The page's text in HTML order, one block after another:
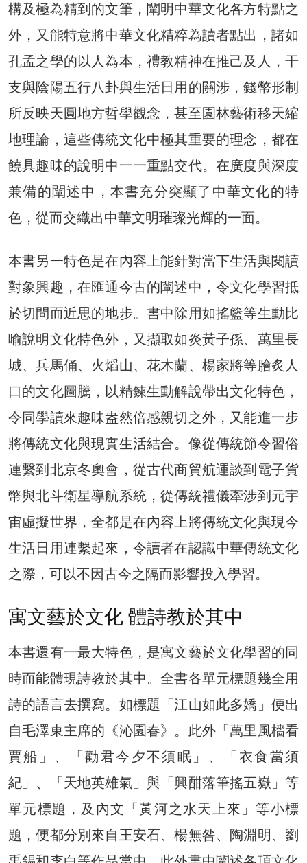
構及極為精到的文筆，闡明中華文化各方特點之
外，又能特意將中華文化精粹為讀者點出，諸如
孔孟之學的以人為本，禮教精神在推己及人，干
支與陰陽五行八卦與生活日用的關涉，錢幣形制
所反映天圓地方哲學觀念，甚至園林藝術移天縮
地理論，這些傳統文化中極其重要的理念，都在
饒具趣味的說明中一一重點交代。在廣度與深度
兼備的闡述中，本書充分突顯了中華文化的特
色，從而交織出中華文明璀璨光輝的一面。
本書另一特色是在內容上能針對當下生活與閱讀
對象興趣，在匯通今古的闡述中，令文化學習抵
於切問而近思的地步。書中除用如搖籃等生動比
喻說明文化特色外，又擷取如炎黃子孫、萬里長
城、兵馬俑、火熖山、花木蘭、楊家將等膾炙人
口的文化圖騰，以精鍊生動解說帶出文化特色，
令同學讀來趣味盎然倍感親切之外，又能進一步
將傳統文化與現實生活結合。像從傳統節令習俗
連繫到北京冬奧會，從古代商貿航運談到電子貨
幣與北斗衛星導航系統，從傳統禮儀牽涉到元宇
宙虛擬世界，全都是在內容上將傳統文化與現今
生活日用連繫起來，令讀者在認識中華傳統文化
之際，可以不因古今之隔而影響投入學習。
寓文藝於文化 體詩教於其中
本書還有一最大特色，是寓文藝於文化學習的同
時而能體現詩教於其中。全書各單元標題幾全用
詩的語言去撰寫。如標題「江山如此多嬌」便出
自毛澤東主席的《沁園春》。此外「萬里風檣看
賈船」、「勸君今夕不須眠」、「衣食當須
紀」、「天地英雄氣」與「興酣落筆搖五嶽」等
單元標題，及內文「黃河之水天上來」等小標
題，便都分別來自王安石、楊無咎、陶淵明、劉